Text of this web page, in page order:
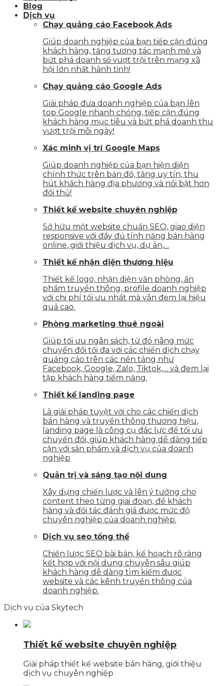
Blog
Dịch vụ
Chạy quảng cáo Facebook Ads
Giúp doanh nghiệp của bạn tiếp cận đúng
khách hàng, tăng tương tác mạnh mẽ và
bứt phá doanh số vượt trội trên mạng xã
hội lớn nhất hành tinh!
Chạy quảng cáo Google Ads
Giải pháp đưa doanh nghiệp của bạn lên
top Google nhanh chóng, tiếp cận đúng
khách hàng mục tiêu và bứt phá doanh thu
vượt trội mỗi ngày!
Xác minh vị trí Google Maps
Giúp doanh nghiệp của bạn hiện diện
chính thức trên bản đồ, tăng uy tín, thu
hút khách hàng địa phương và nổi bật hơn
đối thủ!
Thiết kế website chuyên nghiệp
Sở hữu một website chuẩn SEO, giao diện
responsive với đầy đủ tính năng bán hàng
online, giới thiệu dịch vụ, dự án,…
Thiết kế nhận diện thương hiệu
Thiết kế logo, nhận diện văn phòng, ấn
phẩm truyền thông, profile doanh nghiệp
với chi phí tối ưu nhất mà vẫn đem lại hiệu
quả cao.
Phòng marketing thuê ngoài
Giúp tối ưu ngân sách, từ đó nâng mức
chuyển đổi tối đa với các chiến dịch chạy
quảng cáo trên các nền tảng như
Facebook, Google, Zalo, Tiktok,… và đem lại
tập khách hàng tiềm năng.
Thiết kế landing page
Là giải pháp tuyệt vời cho các chiến dịch
bán hàng và truyền thông thương hiệu,
landing page là công cụ đắc lực để tối ưu
chuyển đổi, giúp khách hàng dễ dàng tiếp
cận với sản phẩm và dịch vụ của doanh
nghiệp
Quản trị và sáng tạo nội dung
Xây dựng chiến lược và lên ý tưởng cho
content theo từng giai đoạn, để khách
hàng và đối tác đánh giá được mức độ
chuyên nghiệp của doanh nghiệp.
Dịch vụ seo tổng thể
Chiến lược SEO bài bản, kế hoạch rõ ràng
kết hợp với nội dung chuyên sâu giúp
khách hàng dễ dàng tìm kiếm được
website và các kênh truyền thông của
doanh nghiệp.
Dịch vụ của Skytech
Thiết kế website chuyên nghiệp
Giải pháp thiết kế website bán hàng, giới thiệu
dịch vụ chuyên nghiệp